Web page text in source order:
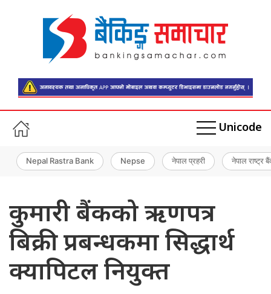
Unicode
Nepal Rastra Bank Nepse नेपाल प्रहरी नेपाल राष्ट्र
कुमारी बैंकको ऋणपत्र
बिक्री प्रबन्धकमा सिद्धार्थ
क्यापिटल नियुक्त